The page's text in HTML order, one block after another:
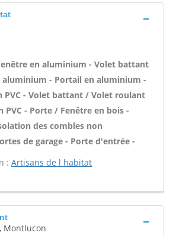
en aluminium - Volet battant
- Portail en aluminium -
PVC - Volet battant / Volet roulant
PVC - Porte / Fenêtre en bois -
des combles non
de garage - Porte d'entrée -
: Artisans de l habitat
Montlucon